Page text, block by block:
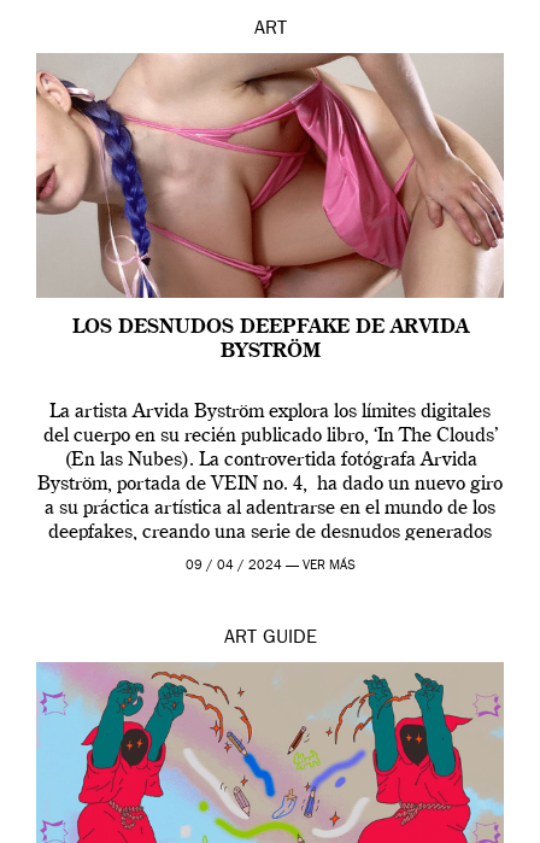
ART
LOS DESNUDOS DEEPFAKE DE ARVIDA
BYSTRÖM
La artista Arvida Byström explora los límites digitales
del cuerpo en su recién publicado libro, ‘In The Clouds’
(En las Nubes). La controvertida fotógrafa Arvida
Byström, portada de VEIN no. 4, ha dado un nuevo giro
a su práctica artística al adentrarse en el mundo de los
deepfakes, creando una serie de desnudos generados
por […]
09 / 04 / 2024 — VER MÁS
ART GUIDE